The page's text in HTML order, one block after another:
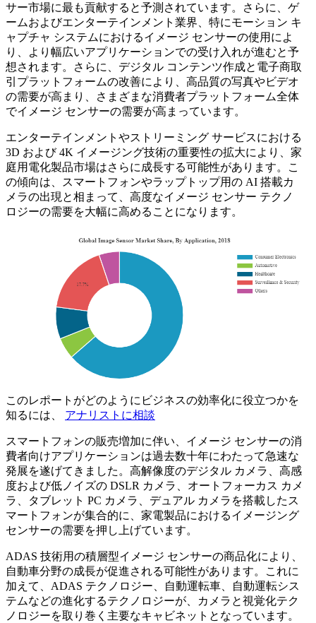
サー市場に最も貢献すると予測されています。さらに、ゲ
ームおよびエンターテインメント業界、特にモーション キ
ャプチャ システムにおけるイメージ センサーの使用によ
り、より幅広いアプリケーションでの受け入れが進むと予
想されます。さらに、デジタル コンテンツ作成と電子商取
引プラットフォームの改善により、高品質の写真やビデオ
の需要が高まり、さまざまな消費者プラットフォーム全体
でイメージ センサーの需要が高まっています。
エンターテインメントやストリーミング サービスにおける
3D および 4K イメージング技術の重要性の拡大により、家
庭用電化製品市場はさらに成長する可能性があります。こ
の傾向は、スマートフォンやラップトップ用の AI 搭載カ
メラの出現と相まって、高度なイメージ センサー テクノ
ロジーの需要を大幅に高めることになります。
このレポートがどのようにビジネスの効率化に役立つかを
知るには、 アナリストに相談
スマートフォンの販売増加に伴い、イメージ センサーの消
費者向けアプリケーションは過去数十年にわたって急速な
発展を遂げてきました。高解像度のデジタル カメラ、高感
度および低ノイズの DSLR カメラ、オートフォーカス カメ
ラ、タブレット PC カメラ、デュアル カメラを搭載したス
マートフォンが集合的に、家電製品におけるイメージング
センサーの需要を押し上げています。
ADAS 技術用の積層型イメージ センサーの商品化により、
自動車分野の成長が促進される可能性があります。これに
加えて、ADAS テクノロジー、自動運転車、自動運転シス
テムなどの進化するテクノロジーが、カメラと視覚化テク
ノロジーを取り巻く主要なキャビネットとなっています。